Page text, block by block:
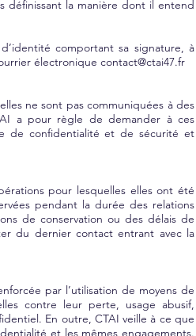
définissant la manière dont il entend
comportant sa signature, à
électronique contact@ctai47.fr
ne sont pas communiquées à des
a pour règle de demander à ces
de confidentialité et de sécurité et
pour lesquelles elles ont été
pendant la durée des relations
de conservation ou des délais de
du dernier contact entrant avec la
par l’utilisation de moyens de
contre leur perte, usage abusif,
En outre, CTAI veille à ce que
et les mêmes engagements.